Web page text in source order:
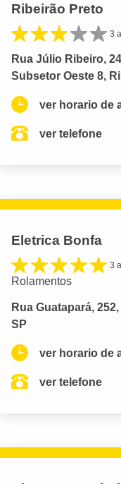
Ribeirão Preto
3
Rua Júlio Ribeiro,
Subsetor Oeste 8,
ver horario de
ver telefone
Eletrica Bonfa
3
Rolamentos
Rua Guatapará,
SP
ver horario de
ver telefone